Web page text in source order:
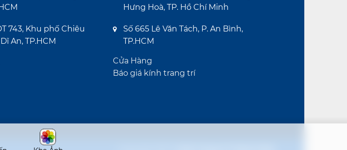
743, Khu phố Chiêu
An, TP.HCM
Hưng Hoà, TP. Hồ Chí Minh
Số 665 Lê Văn Tách, P. An Bình,
TP.HCM
Cửa Hàng
Báo giá kính trang trí